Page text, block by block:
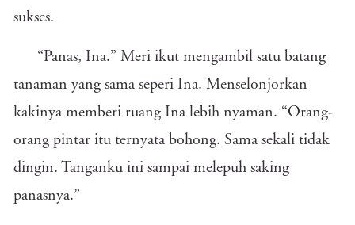
sukses.
“Panas, Ina.” Meri ikut mengambil satu batang
tanaman yang sama seperi Ina. Menselonjorkan
kakinya memberi ruang Ina lebih nyaman. “Orang-
orang pintar itu ternyata bohong. Sama sekali tidak
dingin. Tanganku ini sampai melepuh saking
panasnya.”